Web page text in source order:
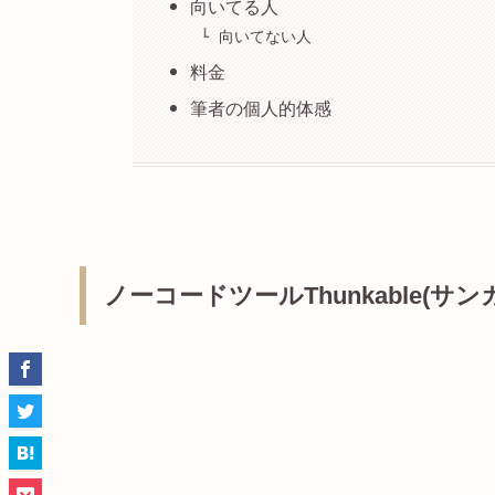
向いてる人
向いてない人
料金
筆者の個人的体感
ノーコードツールThunkable(サン